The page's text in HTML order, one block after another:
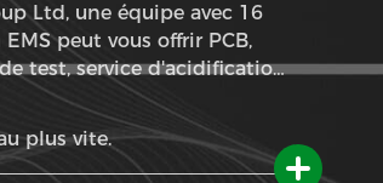
Ltd, une équipe avec 16
peut vous offrir PCB,
test, service d'acidification
ODM
plus vite.